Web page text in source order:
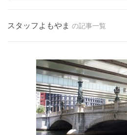
スタッフよもやま の記事一覧